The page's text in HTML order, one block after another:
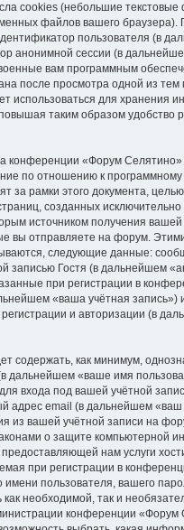
cookies (небольшие
файлов вашего браузера).
пользователя (в
анонимной сессии (в
вам программным
после просмотра одной из
использоваться для хранения
таким образом удобство
конференции «Форум
по отношению к
за рамки этого документа,
созданных
источником получения
вы отправляете на форум.
следующие данные:
записью Гостя (в дальнейшем
при регистрации в
«ваша учётная запись»)
и авторизации (в
содержать, как минимум,
дальнейшем «ваше имя
входа под вашей учётной
адрес email (в дальнейшем «ваш
из вашей учётной записи на
о защите компьютерной
нам услуги
при регистрации в
пользователя, вашего
необходимой, так и
конференции «Форум